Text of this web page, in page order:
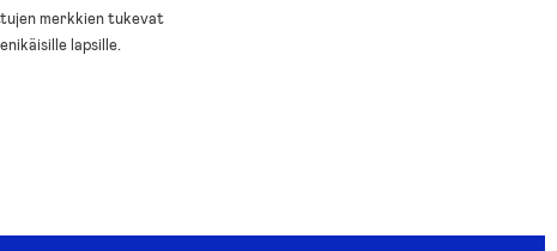
merkkien tukevat
lapsille.